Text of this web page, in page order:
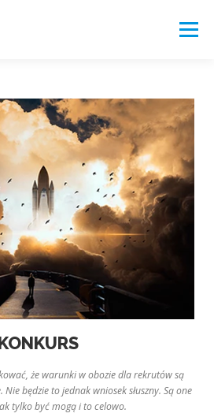
Menu
PORTAL
że warunki w obozie dla rekrutów są
Nie będzie to jednak wniosek słuszny. Są one
tylko być mogą i to celowo.